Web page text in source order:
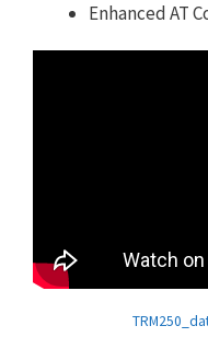
Enhanced AT